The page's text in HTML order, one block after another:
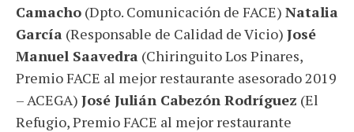
Camacho (Dpto. Comunicación de FACE) Natalia
García (Responsable de Calidad de Vicio) José
Manuel Saavedra (Chiringuito Los Pinares,
Premio FACE al mejor restaurante asesorado 2019
– ACEGA) José Julián Cabezón Rodríguez (El
Refugio, Premio FACE al mejor restaurante